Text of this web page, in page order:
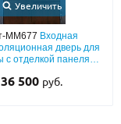
Увеличить
ММ677 Входная
дверь для
с отделкой панелями
наличниками
36 500 руб.